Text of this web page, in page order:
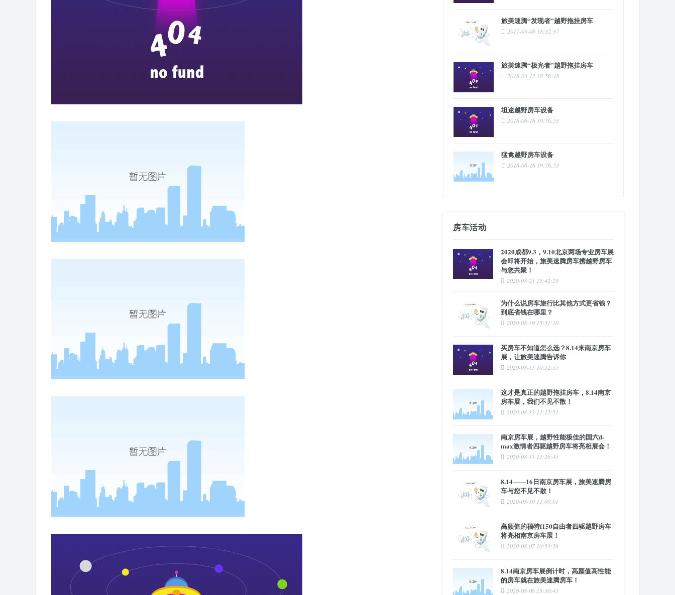
旅美速腾“发现者”越野拖挂房车
2017-09-06 18:32:37
旅美速腾“极光者”越野拖挂房车
2018-03-12 18:56:48
坦途越野房车设备
2016-06-16 19:56:53
猛禽越野房车设备
2016-06-16 19:56:53
房车活动
2020成都9.3，9.10北京两场专业房车展
会即将开始，旅美速腾房车携越野房车
与您共聚！
2020-08-21 15:42:29
为什么说房车旅行比其他方式更省钱？
到底省钱在哪里？
2020-08-19 15:31:10
买房车不知道怎么选？8.14来南京房车
展，让旅美速腾告诉你
2020-08-13 10:52:55
这才是真正的越野拖挂房车，8.14南京
房车展，我们不见不散！
2020-08-12 11:12:51
南京房车展，越野性能极佳的国六d-
max激情者四驱越野房车将亮相展会！
2020-08-11 11:26:43
8.14——16日南京房车展，旅美速腾房
车与您不见不散！
2020-08-10 11:00:01
高颜值的福特f150自由者四驱越野房车
将亮相南京房车展！
2020-08-07 10:53:26
8.14南京房车展倒计时，高颜值高性能
的房车就在旅美速腾房车！
2020-08-06 15:30:41